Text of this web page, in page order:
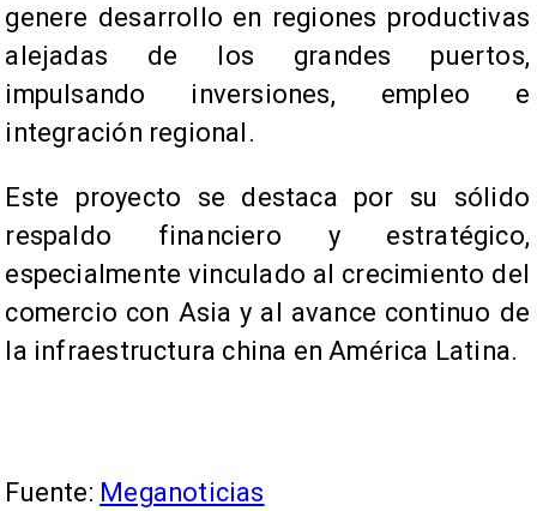
genere desarrollo en regiones productivas
alejadas de los grandes puertos,
impulsando inversiones, empleo e
integración regional.
Este proyecto se destaca por su sólido
respaldo financiero y estratégico,
especialmente vinculado al crecimiento del
comercio con Asia y al avance continuo de
la infraestructura china en América Latina.
Fuente: Meganoticias